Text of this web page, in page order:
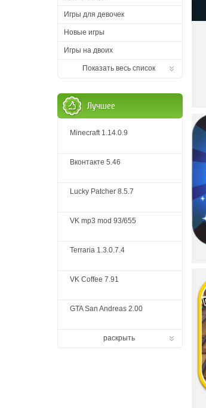
Игры для девочек
Новые игры
Игры на двоих
Показать весь список
Лучшее
Minecraft 1.14.0.9
Вконтакте 5.46
Lucky Patcher 8.5.7
VK mp3 mod 93/655
Terraria 1.3.0.7.4
VK Coffee 7.91
GTA San Andreas 2.00
раскрыть